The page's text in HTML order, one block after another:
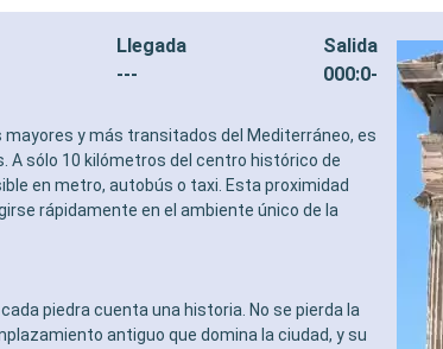
Llegada
---
Salida
000:0-
mayores y más transitados del Mediterráneo, es
A sólo 10 kilómetros del centro histórico de
en metro, autobús o taxi. Esta proximidad
rápidamente en el ambiente único de la
piedra cuenta una historia. No se pierda la
antiguo que domina la ciudad, y su